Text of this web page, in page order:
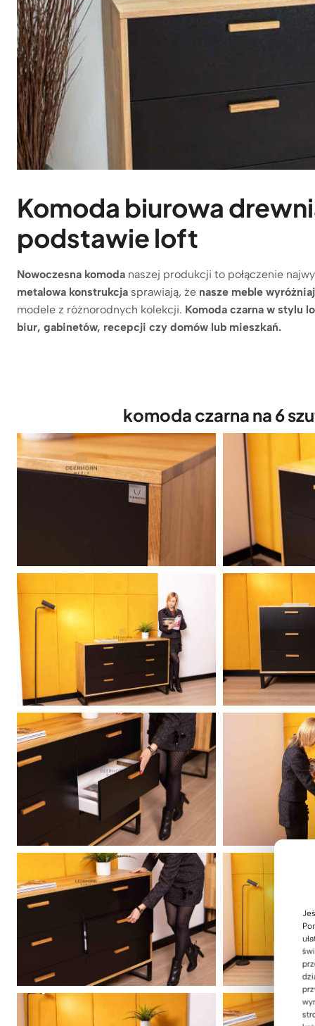
Komoda biurowa
podstawie loft
Nowoczesna komoda naszej produkcji to połączenie
metalowa konstrukcja sprawiają, że nasze meble
modele z różnorodnych kolekcji. Komoda czarna w stylu
biur, gabinetów, recepcji czy domów lub mieszkań.
komoda czarna na 6